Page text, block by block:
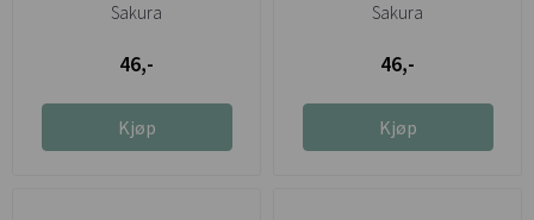
Sakura
46,-
Kjøp
Sakura
46,-
Kjøp